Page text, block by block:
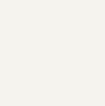
して、次
サービス
へ必要な